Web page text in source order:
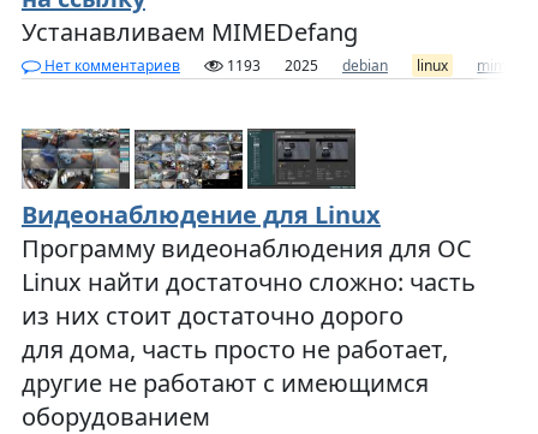
Устанавливаем MIMEDefang
Нет комментариев 1193 2025 debian linux
Видеонаблюдение для Linux
Программу видеонаблюдения для ОС
Linux найти достаточно сложно: часть
из них стоит достаточно дорого
для дома, часть просто не работает,
другие не работают с имеющимся
оборудованием